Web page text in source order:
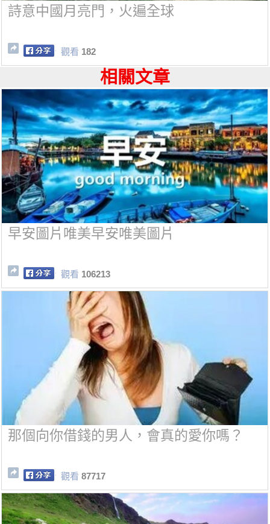
詩意中國月亮門，火遍全球
觀看 182
相關文章
早安圖片唯美早安唯美圖片
觀看 106213
那個向你借錢的男人，會真的愛你嗎？
觀看 87717